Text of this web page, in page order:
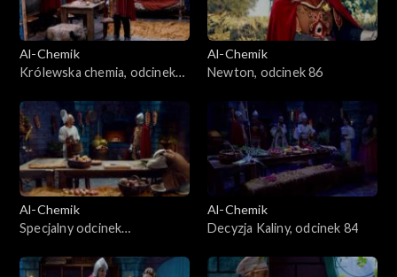
Al-Chemik
Królewska chemia, odcinek
Al-Chemik
Newton, odcinek 86
Al-Chemik
Specjalny odcinek
85
Al-Chemik
Decyzja Kaliny, odcinek 84